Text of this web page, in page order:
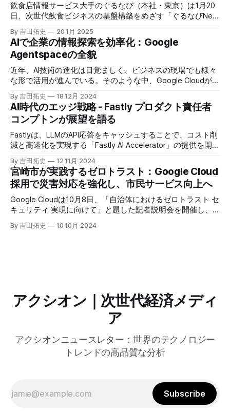
飲食店情報サービス大手のぐるなび（本社・東京）は1月20
日、次世代飲食ビジネスの基盤構築をめざす「ぐるなびNext
プロジェクト」の初成果として、新たな飲食店探索アプリ
「UMAME!（うまみー！）」のβ版を公開した。
By 吉田拓史 20 1月 2025
AIで企業の情報探索を効率化：Google
Agentspaceの全貌
近年、AI技術の進化は目覚ましく、ビジネスの現場でも様々
な形で活用が進んでいる。そのような中、Google Cloudが新
たに発表したGoogle Agentspaceは、いま注目を集めるAIエ
ージェントがエンタープライズITを大きく変革する予兆と言
えるだろう。
By 吉田拓史 18 12月 2024
AI時代のエッジ戦略 - Fastly プロダクト責任者
コンプトンが展望を語る
Fastlyは、LLMのAPI応答をキャッシュすることで、コスト削
減と高速化を実現する「Fastly AI Accelerator」の提供を開始
した。キップ・コンプトン最高プロダクト責任者（CPO）
は、類似した質問への応答を再利用し、効率的な処理を可能
にすると説明した。さらに、コンプトンは、エッジコンピュ
ーティングの利点を活かしたパーソナライズや、エッジにお
けるGPUの経済性、セキュリティへの取り組みなど、Fastly
のAI戦略について語った。
By 吉田拓史 12 11月 2024
宮崎市が実践するゼロトラスト：Google Cloud
採用で災害対応を強化し、市民サービス向上へ
Google Cloudは10月8日、「自治体におけるゼロトラスト セ
キュリティ 実現に向けて」と題した記者説明会を開催し、
自治体向けにゼロトラストセキュリティ導入を支援するプロ
グラムを発表した。宮崎市の事例では、Google Workspace
By 吉田拓史 10 10月 2024
アクシオン｜次世代経済メディ
ア
アクシオンニュースレター：世界のテクノロジー
トレンドの高品質な分析
Subscribe